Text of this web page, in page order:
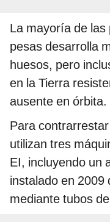
La mayoría de
pesas desarrolla
huesos, pero
en la Tierra
ausente en órbita.
Para
utilizan tres
EI, incluyendo un
instalado en 2009
mediante tubos